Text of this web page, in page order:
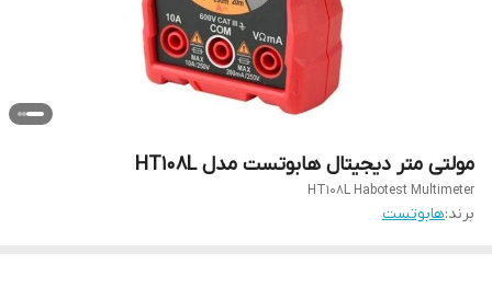
مولتی متر دیجیتال هابوتست مدل HT108L
HT108L Habotest Multimeter
برند:هابوتست